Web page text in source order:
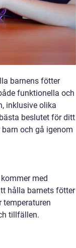
barnens fötter
funktionella och
inklusive olika
beslutet för ditt
och gå igenom
med
hålla barnets fötter
temperaturen
tillfällen.